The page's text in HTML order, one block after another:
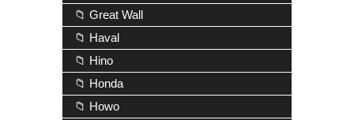
📁 Great Wall
📁 Haval
📁 Hino
📁 Honda
📁 Howo